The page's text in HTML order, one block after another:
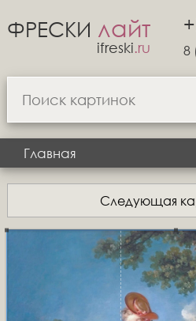
ФРЕСКИ лайт
ifreski.ru 8
Главная
Следующая